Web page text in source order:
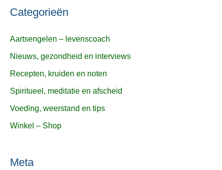
Categorieën
Aartsengelen – levenscoach
Nieuws, gezondheid en interviews
Recepten, kruiden en noten
Spiritueel, meditatie en afscheid
Voeding, weerstand en tips
Winkel – Shop
Meta